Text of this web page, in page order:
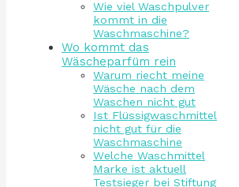
Wie viel Waschpulver
kommt in die
Waschmaschine?
Wo kommt das
Wäscheparfüm rein
Warum riecht meine
Wäsche nach dem
Waschen nicht gut
Ist Flüssigwaschmittel
nicht gut für die
Waschmaschine
Welche Waschmittel
Marke ist aktuell
Testsieger bei Stiftung